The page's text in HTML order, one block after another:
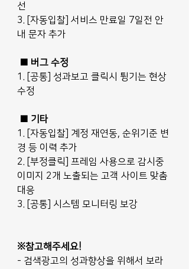
선
3. [자동입찰] 서비스 만료일 7일전 안
내 문자 추가
■ 버그 수정
1. [공통] 성과보고 클릭시 튕기는 현상
수정
■ 기타
1. [자동입찰] 계정 재연동, 순위기준 변
경 등 이력 추가
2. [부정클릭] 프레임 사용으로 감시중
이미지 2개 노출되는 고객 사이트 맞춤
대응
3. [공통] 시스템 모니터링 보강
※참고해주세요!
- 검색광고의 성과향상을 위해서 보라